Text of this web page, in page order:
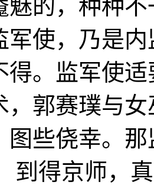
魅的，种种
军使，乃是
得。监军使
，郭赛璞与
图些侥幸。
到得京师，